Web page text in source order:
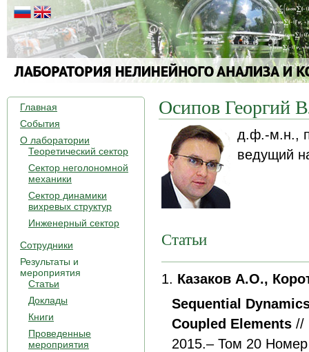
Осипов Георгий
д.ф.-м.н.,
ведущий
Статьи
1. Казаков А.О.,
Sequential
Coupled Elements //
2015.– Том 20
Главная
События
О лаборатории
Теоретический сектор
Сектор неголономной
механики
Сектор динамики
вихревых структур
Инженерный сектор
Сотрудники
Результаты и
мероприятия
Статьи
Доклады
Книги
Проведенные
мероприятия